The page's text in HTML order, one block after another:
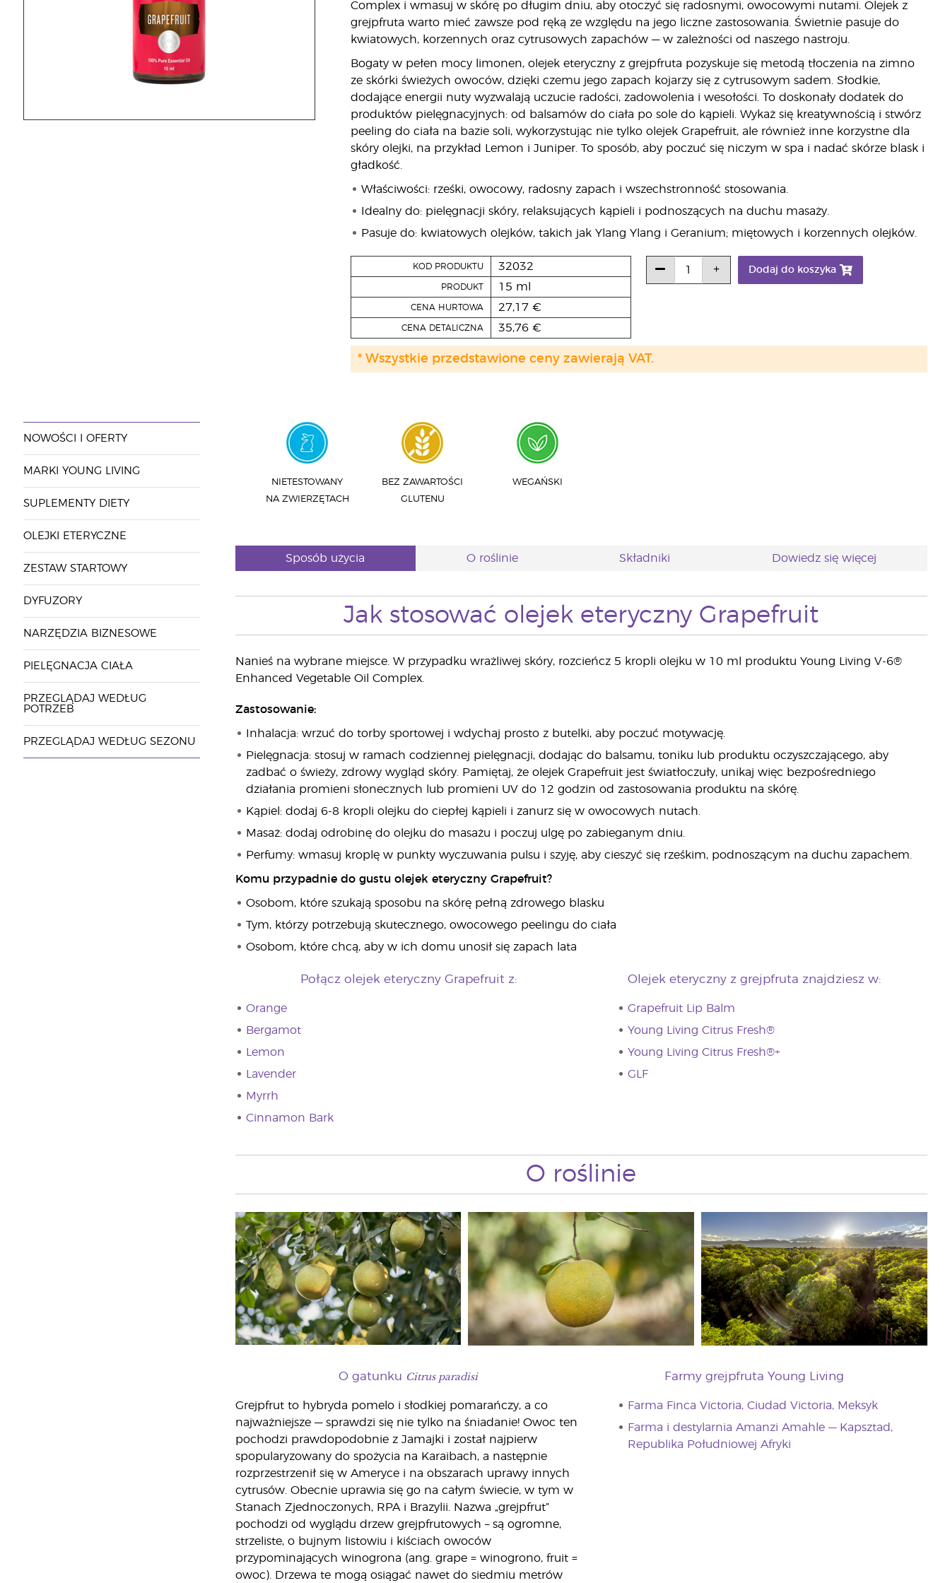
Complex i wmasuj w skórę po długim dniu, aby otoczyć się radosnymi, owocowymi nutami. Olejek z
grejpfruta warto mieć zawsze pod ręką ze względu na jego liczne zastosowania. Świetnie pasuje do
kwiatowych, korzennych oraz cytrusowych zapachów — w zależności od naszego nastroju.
Bogaty w pełen mocy limonen, olejek eteryczny z grejpfruta pozyskuje się metodą tłoczenia na zimno
ze skórki świeżych owoców, dzięki czemu jego zapach kojarzy się z cytrusowym sadem. Słodkie,
dodające energii nuty wyzwalają uczucie radości, zadowolenia i wesołości. To doskonały dodatek do
produktów pielęgnacyjnych: od balsamów do ciała po sole do kąpieli. Wykaż się kreatywnością i stwórz
peeling do ciała na bazie soli, wykorzystując nie tylko olejek Grapefruit, ale również inne korzystne dla
skóry olejki, na przykład Lemon i Juniper. To sposób, aby poczuć się niczym w spa i nadać skórze blask i
gładkość.
Właściwości: rześki, owocowy, radosny zapach i wszechstronność stosowania.
Idealny do: pielęgnacji skóry, relaksujących kąpieli i podnoszących na duchu masaży.
Pasuje do: kwiatowych olejków, takich jak Ylang Ylang i Geranium; miętowych i korzennych olejków.
KOD PRODUKTU 32032
PRODUKT 15 ml
CENA HURTOWA 27,17 €
CENA DETALICZNA 35,76 €
Dodaj do koszyka
* Wszystkie przedstawione ceny zawierają VAT.
NOWOŚCI I OFERTY
MARKI YOUNG LIVING
SUPLEMENTY DIETY
OLEJKI ETERYCZNE
ZESTAW STARTOWY
DYFUZORY
NARZĘDZIA BIZNESOWE
PIELĘGNACJA CIAŁA
PRZEGLĄDAJ WEDŁUG
POTRZEB
PRZEGLĄDAJ WEDŁUG SEZONU
NIETESTOWANY
NA ZWIERZĘTACH
BEZ ZAWARTOŚCI
GLUTENU
WEGAŃSKI
Sposób użycia O roślinie Składniki Dowiedz się więcej
Jak stosować olejek eteryczny Grapefruit
Nanieś na wybrane miejsce. W przypadku wrażliwej skóry, rozcieńcz 5 kropli olejku w 10 ml produktu Young Living V-6®
Enhanced Vegetable Oil Complex.
Zastosowanie:
Inhalacja: wrzuć do torby sportowej i wdychaj prosto z butelki, aby poczuć motywację.
Pielęgnacja: stosuj w ramach codziennej pielęgnacji, dodając do balsamu, toniku lub produktu oczyszczającego, aby
zadbać o świeży, zdrowy wygląd skóry. Pamiętaj, że olejek Grapefruit jest światłoczuły, unikaj więc bezpośredniego
działania promieni słonecznych lub promieni UV do 12 godzin od zastosowania produktu na skórę.
Kąpiel: dodaj 6-8 kropli olejku do ciepłej kąpieli i zanurz się w owocowych nutach.
Masaż: dodaj odrobinę do olejku do masażu i poczuj ulgę po zabieganym dniu.
Perfumy: wmasuj kroplę w punkty wyczuwania pulsu i szyję, aby cieszyć się rześkim, podnoszącym na duchu zapachem.
Komu przypadnie do gustu olejek eteryczny Grapefruit?
Osobom, które szukają sposobu na skórę pełną zdrowego blasku
Tym, którzy potrzebują skutecznego, owocowego peelingu do ciała
Osobom, które chcą, aby w ich domu unosił się zapach lata
Połącz olejek eteryczny Grapefruit z:
Orange
Bergamot
Lemon
Lavender
Myrrh
Cinnamon Bark
Olejek eteryczny z grejpfruta znajdziesz w:
Grapefruit Lip Balm
Young Living Citrus Fresh®
Young Living Citrus Fresh®+
GLF
O roślinie
O gatunku Citrus paradisi
Grejpfrut to hybryda pomelo i słodkiej pomarańczy, a co
najważniejsze — sprawdzi się nie tylko na śniadanie! Owoc ten
pochodzi prawdopodobnie z Jamajki i został najpierw
spopularyzowany do spożycia na Karaibach, a następnie
rozprzestrzenił się w Ameryce i na obszarach uprawy innych
cytrusów. Obecnie uprawia się go na całym świecie, w tym w
Stanach Zjednoczonych, RPA i Brazylii. Nazwa „grejpfrut”
pochodzi od wyglądu drzew grejpfrutowych – są ogromne,
strzeliste, o bujnym listowiu i kiściach owoców
przypominających winogrona (ang. grape = winogrono, fruit =
owoc). Drzewa te mogą osiągać nawet do siedmiu metrów
Farmy grejpfruta Young Living
Farma Finca Victoria, Ciudad Victoria, Meksyk
Farma i destylarnia Amanzi Amahle — Kapsztad,
Republika Południowej Afryki